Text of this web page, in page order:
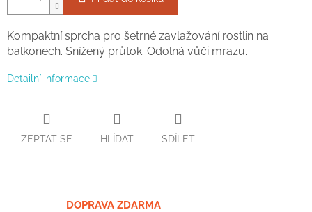
Kompaktní sprcha pro šetrné zavlažování rostlin na
balkonech. Snížený průtok. Odolná vůči mrazu.
Detailní informace
ZEPTAT SE HLÍDAT SDÍLET
DOPRAVA ZDARMA